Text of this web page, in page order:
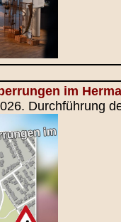
im
Durchführung